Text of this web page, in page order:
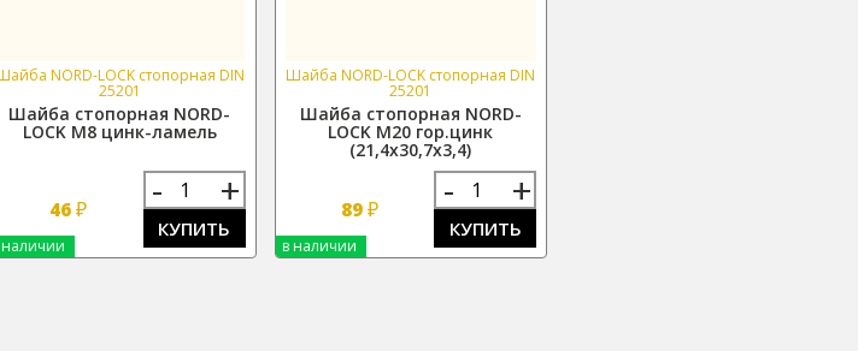
NORD-LOCK стопорная DIN
25201
Шайба стопорная NORD-
LOCK М8 цинк-ламель
46₽ - +
КУПИТЬ
наличии
Шайба NORD-LOCK стопорная DIN
25201
Шайба стопорная NORD-
LOCK М20 гор.цинк
(21,4х30,7х3,4)
89 ₽ - +
КУПИТЬ
в наличии